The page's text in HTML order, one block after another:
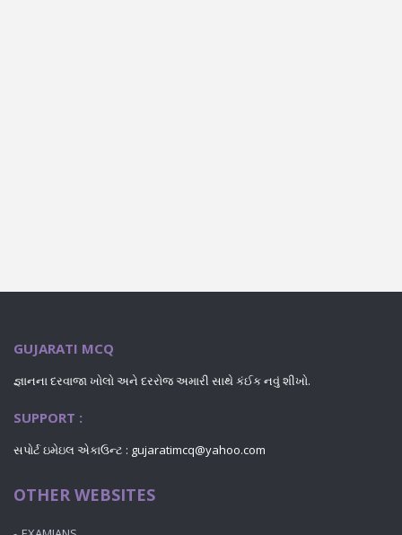
GUJARATI MCQ
જ્ઞાનના દરવાજા ખોલો અને દરરોજ અમારી સાથે કંઈક નવું શીખો.
SUPPORT :
સપોર્ટ ઇમેઇલ એકાઉન્ટ : gujaratimcq@yahoo.com
OTHER WEBSITES